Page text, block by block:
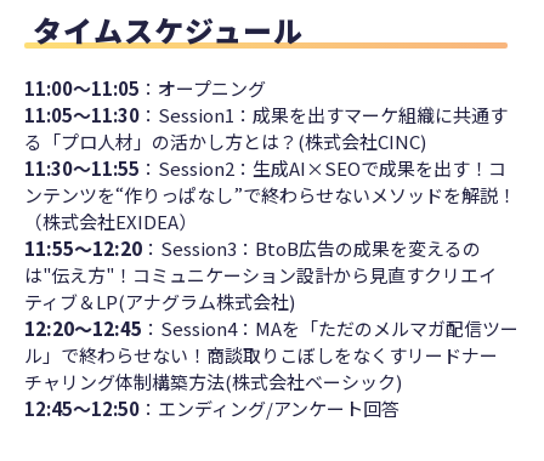
タイムスケジュール
11:00～11:05 ：オープニング
11:05～11:30 ： Session1：成果を出すマーケ組織に共通す
る「プロ人材」の活かし方とは？(株式会社CINC)
11:30～11:55 ： Session2：生成AI×SEOで成果を出す！コ
ンテンツを“作りっぱなし”で終わらせないメソッドを解説！
（株式会社EXIDEA）
11:55～12:20 ：Session3： BtoB広告の成果を変えるの
は"伝え方"！コミュニケーション設計から見直すクリエイ
ティブ＆LP(アナグラム株式会社)
12:20～12:45 ：Session4： MAを「ただのメルマガ配信ツー
ル」で終わらせない！商談取りこぼしをなくすリードナー
チャリング体制構築方法(株式会社ベーシック)
12:45～12:50 ：エンディング/アンケート回答